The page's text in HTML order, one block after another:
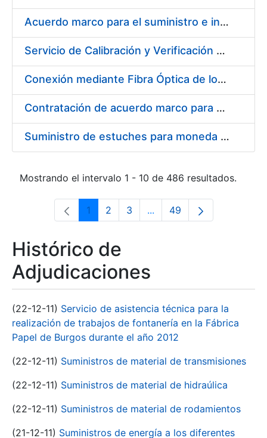
Acuerdo marco para el suministro e instalación de persianas, estores y otros complementos
Servicio de Calibración y Verificación Externa de los Equipos de Medición del Servicio de Prevención de la FNMT-RCM
Conexión mediante Fibra Óptica de los Centros de Proceso de Datos (CPDs) de las sedes de la FNMT-RCM de Burgos y Madrid
Contratación de acuerdo marco para el Suministro de Material de Electricidad para la Fábrica Nacional de Moneda y Timbre-Real Casa de la Moneda en su centro de trabajo de Burgos
Suministro de estuches para moneda de 30 €
Mostrando el intervalo 1 - 10 de 486 resultados.
Página
1 Página
2 Página
3 ...Páginas intermedias Use
Página
49
Histórico de
Adjudicaciones
(22-12-11) Servicio de asistencia técnica para la
realización de trabajos de fontanería en la Fábrica
Papel de Burgos durante el año 2012
(22-12-11) Suministros de material de transmisiones
(22-12-11) Suministros de material de hidraúlica
(22-12-11) Suministros de material de rodamientos
(21-12-11) Suministros de energía a los diferentes